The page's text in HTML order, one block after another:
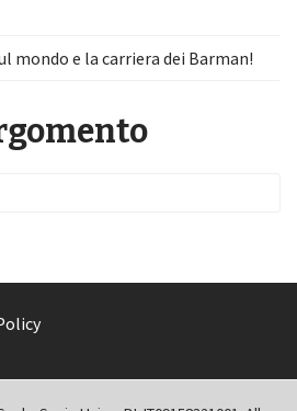
mondo e la carriera dei Barman!